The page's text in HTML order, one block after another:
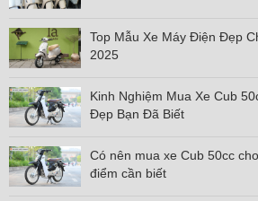
Top Mẫu Xe Máy Điện Đẹp
2025
Kinh Nghiệm Mua Xe Cub
Đẹp Bạn Đã Biết
Có nên mua xe Cub 50cc
điểm cần biết